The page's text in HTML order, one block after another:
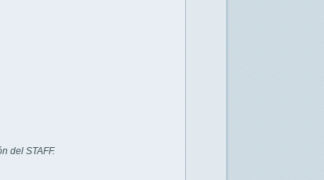
del STAFF.